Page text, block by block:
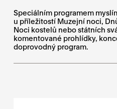
Speciálním programem
u příležitostí Muzejní noci,
Noci kostelů nebo státních
komentované prohlídky,
doprovodný program.